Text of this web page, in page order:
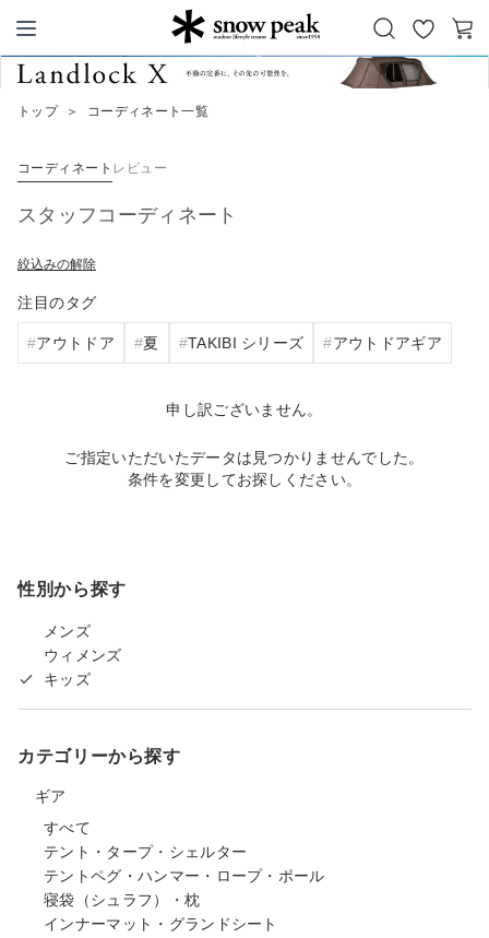
Snow Peak
お
気
カ
トップ ＞ コーディネート一覧
コーディネート レビュー
スタッフコーディネート
絞込みの解除
注目のタグ
アウトドア 夏 TAKIBI シリーズ アウトドアギア
申し訳ございません。
ご指定いただいたデータは見つかりませんでした。
条件を変更してお探しください。
性別から探す
メンズ
ウィメンズ
キッズ
カテゴリーから探す
ギア
すべて
テント・タープ・シェルター
テントペグ・ハンマー・ロープ・ポール
寝袋（シュラフ）・枕
インナーマット・グランドシート